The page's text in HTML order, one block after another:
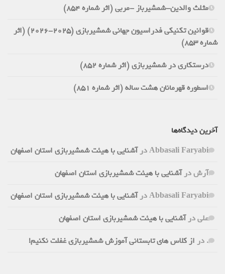
مثلث والدین-شمشیرباز -مربی (اثر شماره 854)
قوانین تکنیکی فدراسیون جهانی شمشیربازی (2025-2026) (اثر
شماره 853)
درستکاری در شمشیربازی (اثر شماره 852)
اسطوره قهرمانان هشت ساله (اثر شماره 851)
آخرین دیدگاه‌ها
Abbasali Faryabiدرآشنایی با هیئت شمشیربازی استان اصفهان
آرشدرآشنایی با هیئت شمشیربازی استان اصفهان
Abbasali Faryabiدرآشنایی با هیئت شمشیربازی استان اصفهان
علیدرآشنایی با هیئت شمشیربازی استان اصفهان
. در از کلاس های تابستانی آموزش شمشیربازی غفلت نکنیم!